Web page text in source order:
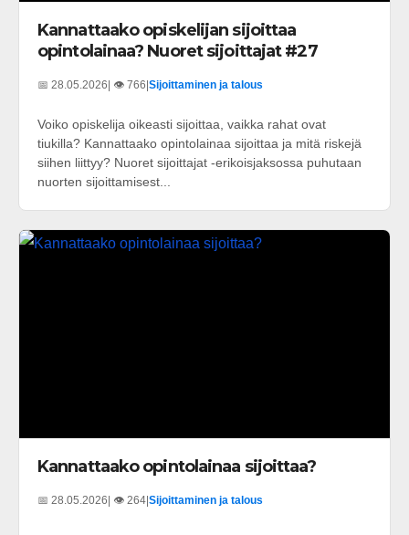
Kannattaako opiskelijan sijoittaa
opintolainaa? Nuoret sijoittajat #27
📅 28.05.2026 | 👁️ 766 Sijoittaminen ja talous
Voiko opiskelija oikeasti sijoittaa, vaikka rahat ovat
tiukilla? Kannattaako opintolainaa sijoittaa ja mitä riskejä
siihen liittyy? Nuoret sijoittajat -erikoisjaksossa puhutaan
nuorten sijoittamisest...
Kannattaako opintolainaa sijoittaa?
📅 28.05.2026 | 👁️ 264 Sijoittaminen ja talous